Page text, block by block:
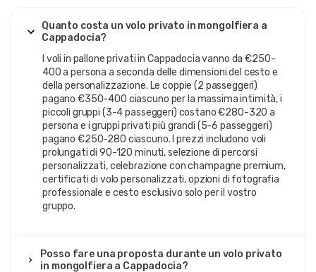
mongolfiera della Valle di Ihlara
, esplorando drammatici
paesaggi di canyon oltre le rotte tradizionali di Göreme.
La prenotazione anticipata è fortemente
raccomandataperla mongolfiera privata
Cappadociapoiché la disponibilità giornaliera limitata e
l'alta domanda, specialmente durante l'alta stagione
(aprile-giugno, settembre-ottobre), significano che gli slot
privati si riempiono con 6-10 settimane di anticipo.
Quanto costa un volo privato in mongolfiera a
Cappadocia?
I voli in pallone privati in Cappadocia vanno da €250-
400 a persona a seconda delle dimensioni del cesto e
della personalizzazione. Le coppie (2 passeggeri)
pagano €350-400 ciascuno per la massima intimità, i
piccoli gruppi (3-4 passeggeri) costano €280-320 a
persona e i gruppi privati più grandi (5-6 passeggeri)
pagano €250-280 ciascuno. I prezzi includono voli
prolungati di 90-120 minuti, selezione di percorsi
personalizzati, celebrazione con champagne premium,
certificati di volo personalizzati, opzioni di fotografia
professionale e cesto esclusivo solo per il vostro
gruppo.
Posso fare una proposta durante un volo privato
in mongolfiera a Cappadocia?